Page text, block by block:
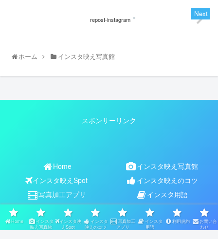
repost-instagram
ホーム インスタ映え写真館
スポンサーリンク
Home
インスタ映え写真館
インスタ映えSpot
インスタ映えのコツ
写真加工アプリ
インスタ用語
利用規約
お問い合わせ
Copyright © 2017-2026 【公式】インスタ映えNAVI All Rights
Home
インスタ
映え写真館
インスタ映
えSpot
インスタ
映えのコツ
写真加工
アプリ
インスタ
用語
利用規約
お問い合
わせ